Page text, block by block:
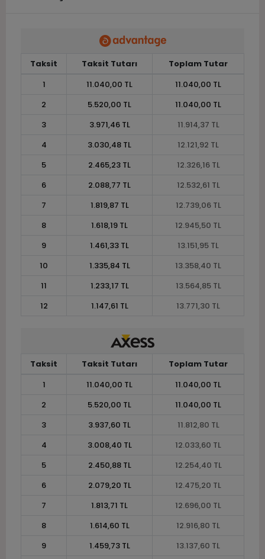
Taksit Taksit Tutarı
Toplam Tutar
1
11.040,00 TL
11.040,00 TL
2
5.520,00 TL
11.040,00 TL
3
3.971,46 TL
11.914,37 TL
4
3.030,48 TL
12.121,92 TL
5
2.465,23 TL
12.326,16 TL
6
2.088,77 TL
12.532,61 TL
7
1.819,87 TL
12.739,06 TL
8
1.618,19 TL
12.945,50 TL
9
1.461,33 TL
13.151,95 TL
10
1.335,84 TL
13.358,40 TL
11
1.233,17 TL
13.564,85 TL
12
1.147,61 TL 13.771,30 TL
Taksit Taksit Tutarı
Toplam Tutar
1
11.040,00 TL
11.040,00 TL
2
5.520,00 TL
11.040,00 TL
3
3.937,60 TL
11.812,80 TL
4
3.008,40 TL
12.033,60 TL
5
2.450,88 TL
12.254,40 TL
6
2.079,20 TL
12.475,20 TL
7
1.813,71 TL
12.696,00 TL
8
1.614,60 TL
12.916,80 TL
9
1.459,73 TL
13.137,60 TL